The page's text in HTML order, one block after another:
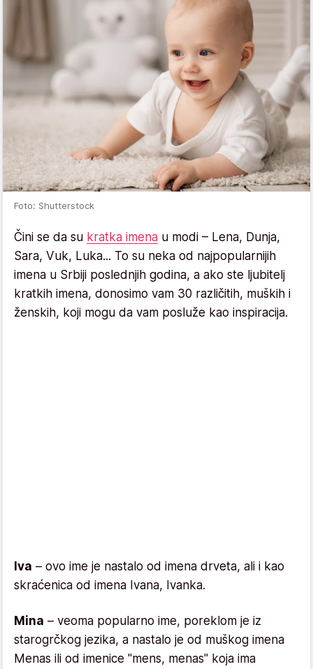
Foto: Shutterstock
Čini se da su kratka imena u modi – Lena, Dunja,
Sara, Vuk, Luka... To su neka od najpopularnijih
imena u Srbiji poslednjih godina, a ako ste ljubitelj
kratkih imena, donosimo vam 30 različitih, muških i
ženskih, koji mogu da vam posluže kao inspiracija.
Iva – ovo ime je nastalo od imena drveta, ali i kao
skraćenica od imena Ivana, Ivanka.
Mina – veoma popularno ime, poreklom je iz
starogrčkog jezika, a nastalo je od muškog imena
Menas ili od imenice "mens, menas" koja ima